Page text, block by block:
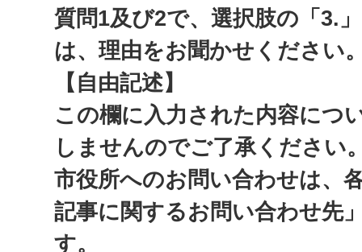
質問1及び2で、選択肢の「3.
は、理由をお聞かせください
【自由記述】
この欄に入力された内容につ
しませんのでご了承ください
市役所へのお問い合わせは、
記事に関するお問い合わせ先
す。